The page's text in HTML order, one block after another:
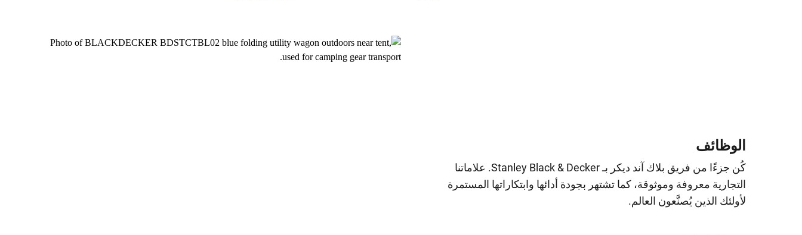
الوظائف
كُن جزءًا من فريق بلاك آند ديكر بـ Stanley Black & Decker. علاماتنا
التجارية معروفة وموثوقة، كما تشتهر بجودة أدائها وابتكاراتها المستمرة
لأولئك الذين يُصنَّعون العالم.